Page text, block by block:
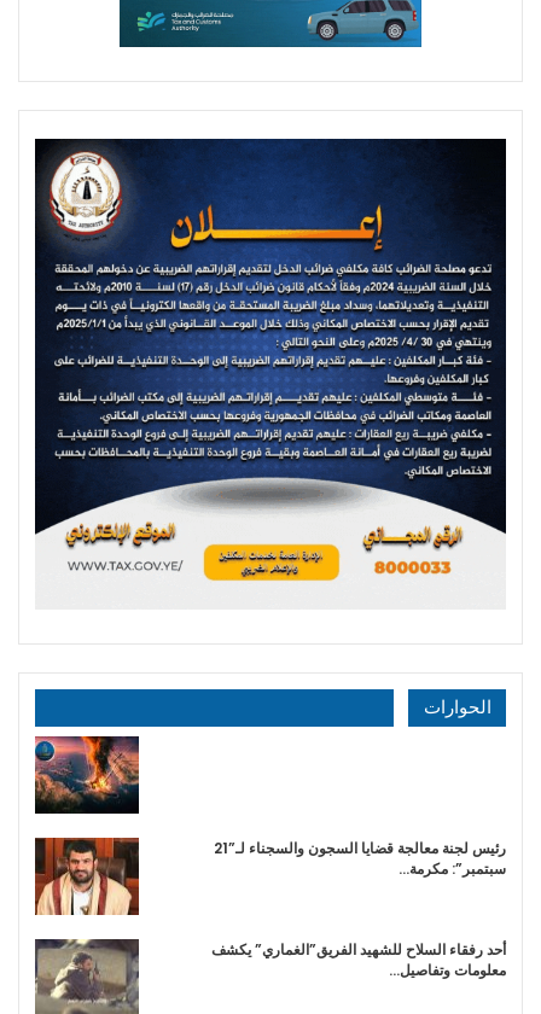
الحوارات
رئيس لجنة معالجة قضايا السجون والسجناء لـ”21
سبتمبر”: مكرمة…
أحد رفقاء السلاح للشهيد الفريق”الغماري” يكشف
معلومات وتفاصيل…